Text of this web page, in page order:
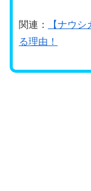
関連：
【ナウ
る理由！